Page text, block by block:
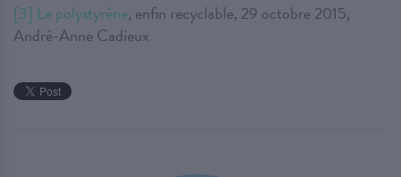
[3] Le polystyrène, enfin recyclable, 29 octobre 2015,
André-Anne Cadieux